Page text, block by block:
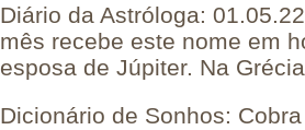
Diário da Astróloga:
mês recebe este nome em
esposa de Júpiter. Na
Dicionário de Sonhos: Cobra